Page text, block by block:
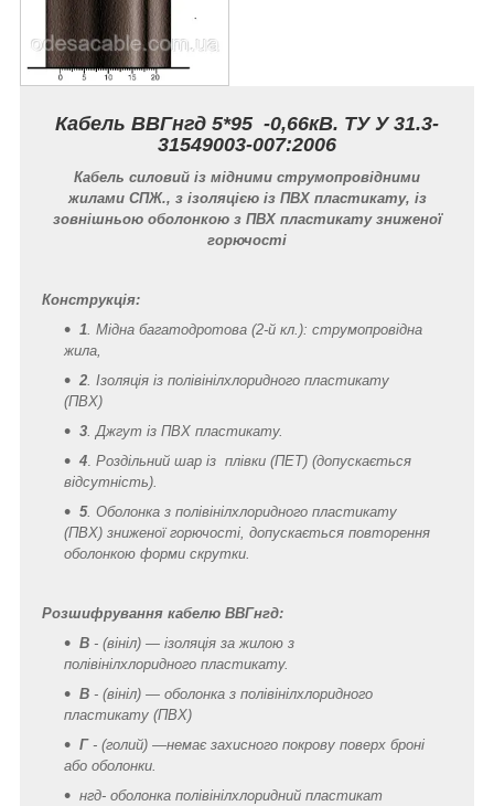
Кабель ВВГнгд 5*95 -0,66кВ. ТУ У 31.3-
31549003-007:2006
Кабель силовий із мідними струмопровідними
жилами СПЖ., з ізоляцією із ПВХ пластикату, із
зовнішньою оболонкою з ПВХ пластикату зниженої
горючості
Конструкція:
1. Мідна багатодротова (2-й кл.): струмопровідна
жила,
2. Ізоляція із полівінілхлоридного пластикату
(ПВХ)
3.Джгут із ПВХ пластикату.
4. Роздільний шар із плівки (ПЕТ) (допускається
відсутність).
5. Оболонка з полівінілхлоридного пластикату
(ПВХ) зниженої горючості, допускається повторення
оболонкою форми скрутки.
Розшифрування кабелю ВВГнгд:
В - (вініл) — ізоляція за жилою з
полівінілхлоридного пластикату.
В - (вініл) — оболонка з полівінілхлоридного
пластикату (ПВХ)
Г- (голий) —немає захисного покрову поверх броні
або оболонки.
нгд- оболонка полівінілхлоридний пластикат